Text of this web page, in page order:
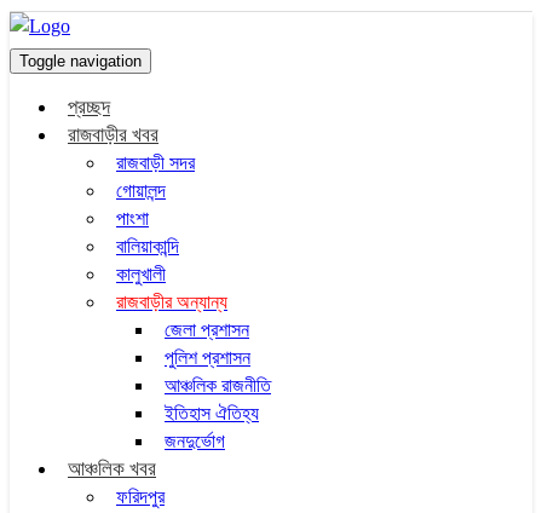
Toggle navigation
প্রচ্ছদ
রাজবাড়ীর খবর
রাজবাড়ী সদর
গোয়ালন্দ
পাংশা
বালিয়াকান্দি
কালুখালী
রাজবাড়ীর অন্যান্য
জেলা প্রশাসন
পুলিশ প্রশাসন
আঞ্চলিক রাজনীতি
ইতিহাস ঐতিহ্য
জনদুর্ভোগ
আঞ্চলিক খবর
ফরিদপুর